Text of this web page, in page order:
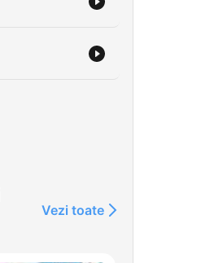
Vezi toate